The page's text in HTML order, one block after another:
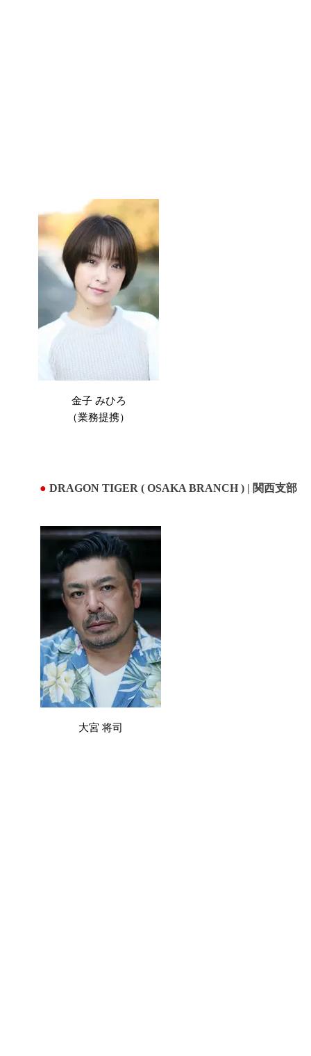
金子 みひろ
（業務提携）
● DRAGON TIGER ( OSAKA BRANCH ) | 関西支部
大宮 将司